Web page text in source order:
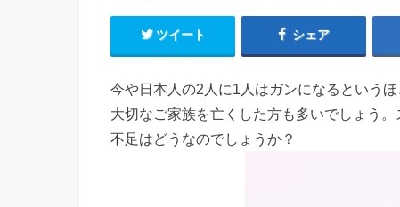
ツイート シェア
今や日本人の2人に1人はガンになるという
大切なご家族を亡くした方も多いでしょう
不足はどうなのでしょうか？